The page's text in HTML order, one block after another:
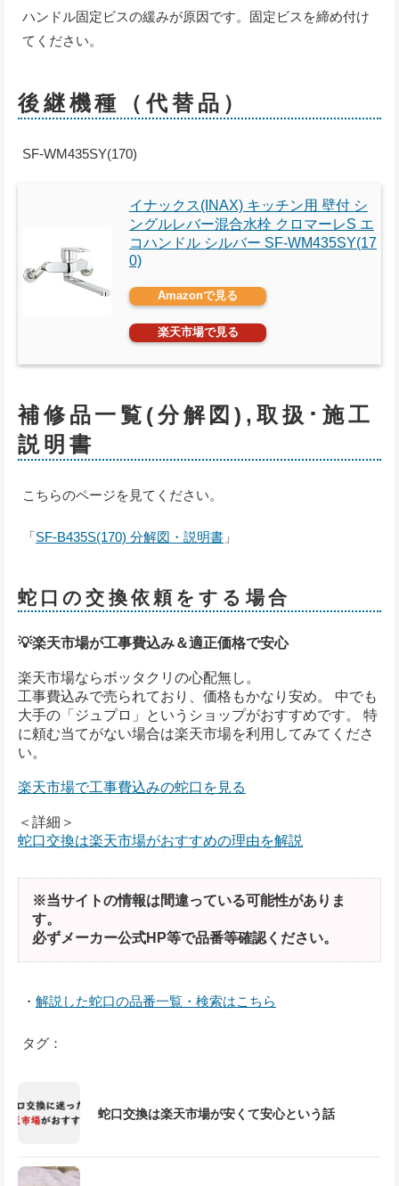
ハンドル固定ビスの緩みが原因です。固定ビスを締め付け
てください。
後継機種（代替品）
SF-WM435SY(170)
イナックス(INAX) キッチン用 壁付 シ
ングルレバー混合水栓 クロマーレS エ
コハンドル シルバー SF-WM435SY(17
0)
Amazonで見る
楽天市場で見る
補修品一覧(分解図),取扱･施工
説明書
こちらのページを見てください。
「SF-B435S(170) 分解図・説明書 」
蛇口の交換依頼をする場合
💡楽天市場が工事費込み＆適正価格で安心
楽天市場ならボッタクリの心配無し。
工事費込みで売られており、価格もかなり安め。 中でも
大手の「ジュプロ」というショップがおすすめです。 特
に頼む当てがない場合は楽天市場を利用してみてくださ
い。
楽天市場で工事費込みの蛇口を見る
＜詳細＞
蛇口交換は楽天市場がおすすめの理由を解説
※当サイトの情報は間違っている可能性がありま
す。
必ずメーカー公式HP等で品番等確認ください。
・ 解説した蛇口の品番一覧・検索はこちら
タグ：
蛇口交換は楽天市場が安くて安心という話